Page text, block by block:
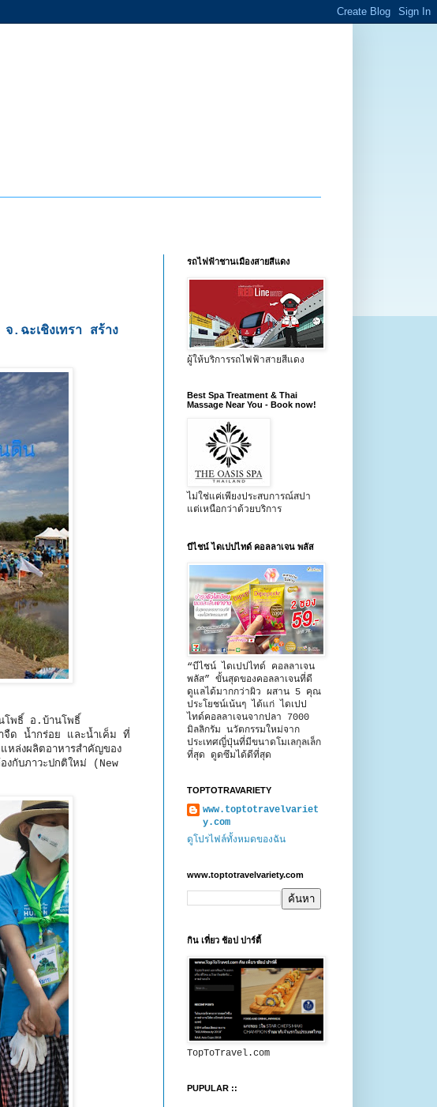
.ฉะเชิงเทรา สร้าง
โพธิ์ อ.บ้านโพธิ์
จืด น้ำกร่อย และน้ำเค็ม ที่
หล่งผลิตอาหารสำคัญของ
งกับภาวะปกติใหม่ (New
รถไฟฟ้าชานเมืองสายสีแดง
ผู้ให้บริการรถไฟฟ้าสายสีแดง
Best Spa Treatment & Thai
Massage Near You - Book now!
ไม่ใช่แค่เพียงประสบการณ์สปา
แต่เหนือกว่าด้วยบริการ
บีไชน์ ไดเปปไทด์ คอลลาเจน พลัส
“บีไชน์ ไดเปปไทด์ คอลลาเจน
พลัส” ขั้นสุดของคอลลาเจนที่ดี
ดูแลได้มากกว่าผิว ผสาน 5 คุณ
ประโยชน์เน้นๆ ได้แก่ ไดเปป
ไทด์คอลลาเจนจากปลา 7000
มิลลิกรัม นวัตกรรมใหม่จาก
ประเทศญี่ปุ่นที่มีขนาดโมเลกุลเล็ก
ที่สุด ดูดซึมได้ดีที่สุด
TOPTOTRAVARIETY
www.toptotravelvariet
y.com
ดูโปรไฟล์ทั้งหมดของฉัน
www.toptotravelvariety.com
กิน เที่ยว ช้อป ปาร์ตี้
TopToTravel.com
PUPULAR ::